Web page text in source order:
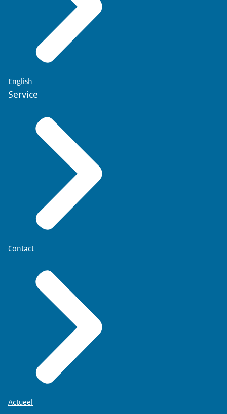
English
Service
Contact
Actueel